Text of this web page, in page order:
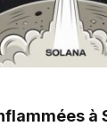
à